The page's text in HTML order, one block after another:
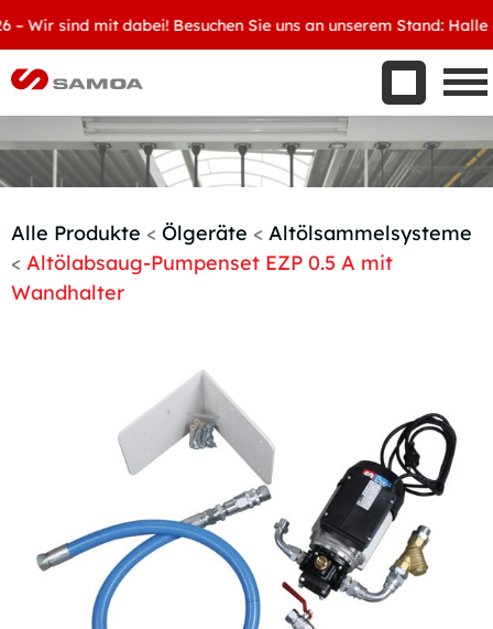
Wir sind mit dabei! Besuchen Sie uns an unserem Stand: Halle
Aktuelles
Kontakt
Handelspartner werden
Alle Produkte < Ölgeräte < Altölsammelsysteme
< Altölabsaug-Pumpenset EZP 0.5 A mit
Wandhalter